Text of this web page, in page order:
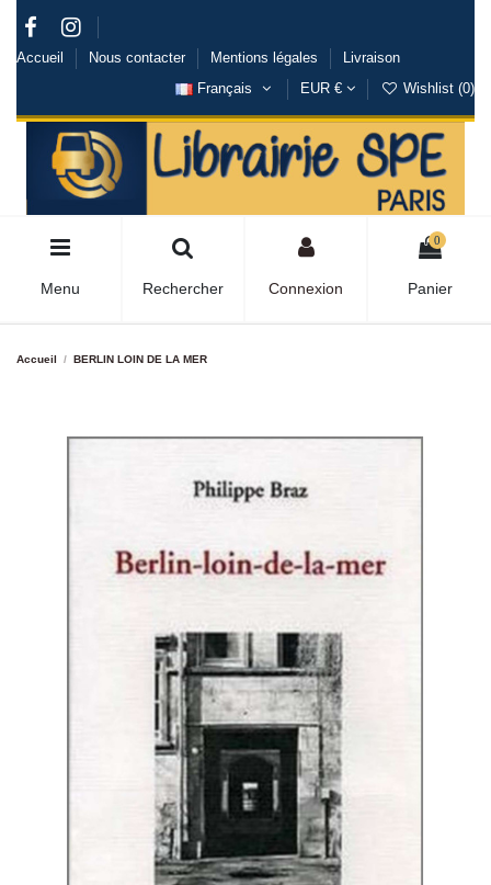
Accueil Nous contacter Mentions légales
Livraison
Français
EUR € Wishlist (0)
Menu Rechercher Connexion
0
Panier
Accueil BERLIN LOIN DE LA MER